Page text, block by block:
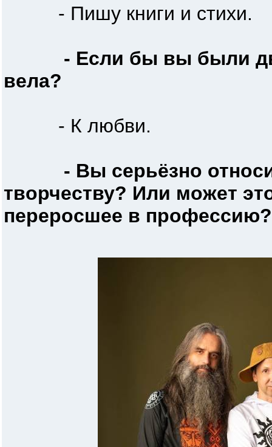
- Пишу книги и стихи.
- Если бы вы были
вела?
- К любви.
- Вы серьёзно
творчеству? Или может
переросшее в профессию?